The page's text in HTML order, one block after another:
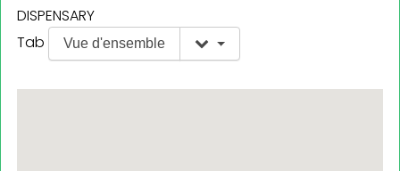
DISPENSARY
Tab
Vue d'ensemble